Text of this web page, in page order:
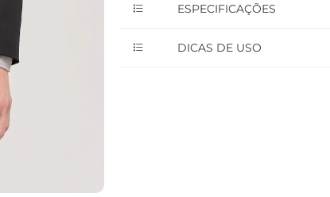
ESPECIFICAÇÕES
DICAS DE USO